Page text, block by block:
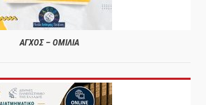
ΑΓΧΟΣ – ΟΜΙΛΙΑ